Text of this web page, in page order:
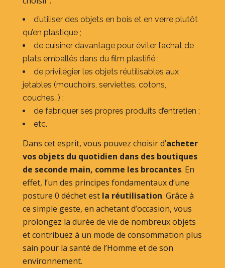
d’utiliser des objets en bois et en verre plutôt
qu’en plastique ;
de cuisiner davantage pour éviter l’achat de
plats emballés dans du film plastifié ;
de privilégier les objets réutilisables aux
jetables (mouchoirs, serviettes, cotons,
couches…) ;
de fabriquer ses propres produits d’entretien ;
etc.
Dans cet esprit, vous pouvez choisir d’acheter
vos objets du quotidien dans des boutiques
de seconde main, comme les brocantes. En
effet, l’un des principes fondamentaux d’une
posture 0 déchet est la réutilisation. Grâce à
ce simple geste, en achetant d’occasion, vous
prolongez la durée de vie de nombreux objets
et contribuez à un mode de consommation plus
sain pour la santé de l’Homme et de son
environnement.